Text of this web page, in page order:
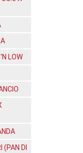
LOW
(PAN DI